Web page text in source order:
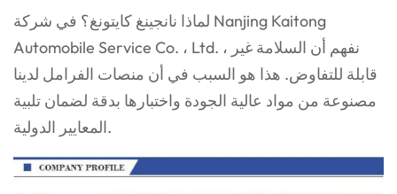
لماذا نانجينغ كايتونغ؟ في شركة Nanjing Kaitong
Automobile Service Co. ، Ltd. ، نفهم أن السلامة غير
قابلة للتفاوض. هذا هو السبب في أن منصات الفرامل لدينا
مصنوعة من مواد عالية الجودة واختبارها بدقة لضمان تلبية
المعايير الدولية.